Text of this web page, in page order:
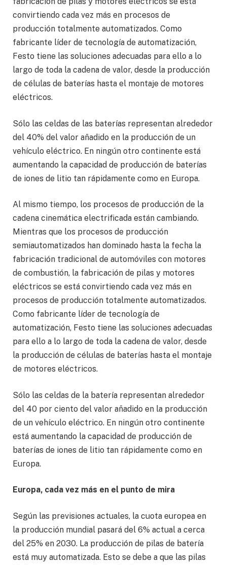
convirtiendo cada vez más en procesos de
producción totalmente automatizados. Como
fabricante líder de tecnología de automatización,
Festo tiene las soluciones adecuadas para ello a lo
largo de toda la cadena de valor, desde la producción
de células de baterías hasta el montaje de motores
eléctricos.
Sólo las celdas de las baterías representan alrededor
del 40% del valor añadido en la producción de un
vehículo eléctrico. En ningún otro continente está
aumentando la capacidad de producción de baterías
de iones de litio tan rápidamente como en Europa.
Al mismo tiempo, los procesos de producción de la
cadena cinemática electrificada están cambiando.
Mientras que los procesos de producción
semiautomatizados han dominado hasta la fecha la
fabricación tradicional de automóviles con motores
de combustión, la fabricación de pilas y motores
eléctricos se está convirtiendo cada vez más en
procesos de producción totalmente automatizados.
Como fabricante líder de tecnología de
automatización, Festo tiene las soluciones adecuadas
para ello a lo largo de toda la cadena de valor, desde
la producción de células de baterías hasta el montaje
de motores eléctricos.
Sólo las celdas de la batería representan alrededor
del 40 por ciento del valor añadido en la producción
de un vehículo eléctrico. En ningún otro continente
está aumentando la capacidad de producción de
baterías de iones de litio tan rápidamente como en
Europa.
Europa, cada vez más en el punto de mira
Según las previsiones actuales, la cuota europea en
la producción mundial pasará del 6% actual a cerca
del 25% en 2030. La producción de pilas de batería
está muy automatizada. Esto se debe a que las pilas